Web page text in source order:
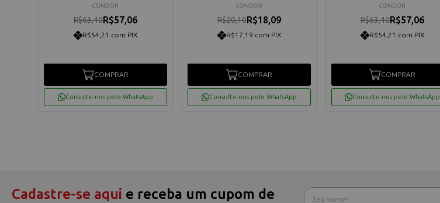
CONDOR
R$63,40R$57,06
R$54,21 com PIX
COMPRAR
Consulte-nos pelo WhatsApp
CONDOR
R$20,10R$18,09
R$17,19 com PIX
COMPRAR
Consulte-nos pelo WhatsApp
CONDOR
R$63,40R$57,06
R$54,21 com PIX
COMPRAR
Consulte-nos pelo WhatsApp
Cadastre-se aqui e receba um cupom de